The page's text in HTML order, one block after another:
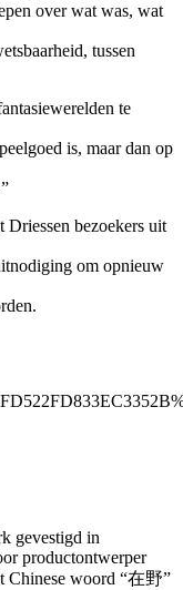
over wat was, wat
tussen
te
is, maar dan op
bezoekers uit
om opnieuw
gevestigd in
productontwerper
Chinese woord “在野”